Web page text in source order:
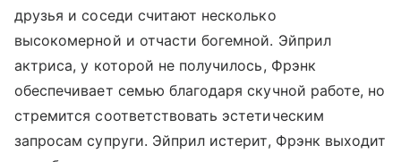
друзья и соседи считают несколько
высокомерной и отчасти богемной. Эйприл
актриса, у которой не получилось, Фрэнк
обеспечивает семью благодаря скучной работе, но
стремится соответствовать эстетическим
запросам супруги. Эйприл истерит, Фрэнк выходит